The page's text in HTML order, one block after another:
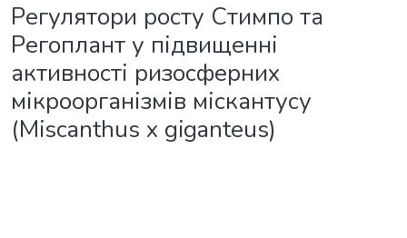
Регулятори росту Стимпо та
Регоплант у підвищенні
активності ризосферних
мікроорганізмів міскантусу
(Miscanthus x giganteus)